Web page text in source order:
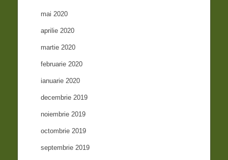
mai 2020
aprilie 2020
martie 2020
februarie 2020
ianuarie 2020
decembrie 2019
noiembrie 2019
octombrie 2019
septembrie 2019